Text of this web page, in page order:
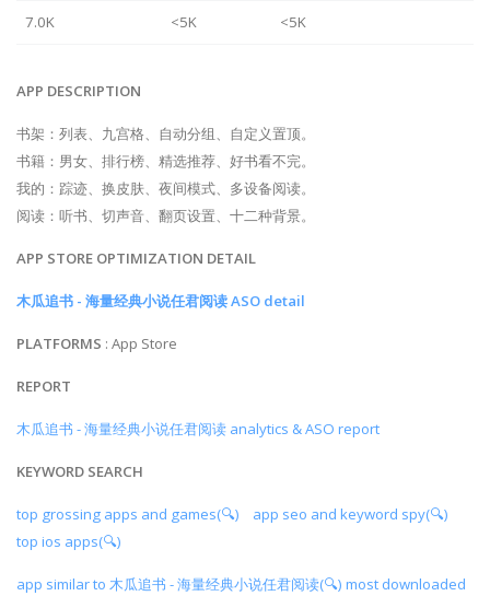
7.0K <5K <5K
APP DESCRIPTION
书架：列表、九宫格、自动分组、自定义置顶。
书籍：男女、排行榜、精选推荐、好书看不完。
我的：踪迹、换皮肤、夜间模式、多设备阅读。
阅读：听书、切声音、翻页设置、十二种背景。
APP STORE OPTIMIZATION DETAIL
木瓜追书 - 海量经典小说任君阅读 ASO detail
PLATFORMS : App Store
REPORT
木瓜追书 - 海量经典小说任君阅读 analytics & ASO report
KEYWORD SEARCH
top grossing apps and games(🔍)
app seo and keyword spy(🔍)
top ios apps(🔍)
app similar to 木瓜追书 - 海量经典小说任君阅读(🔍) most downloaded